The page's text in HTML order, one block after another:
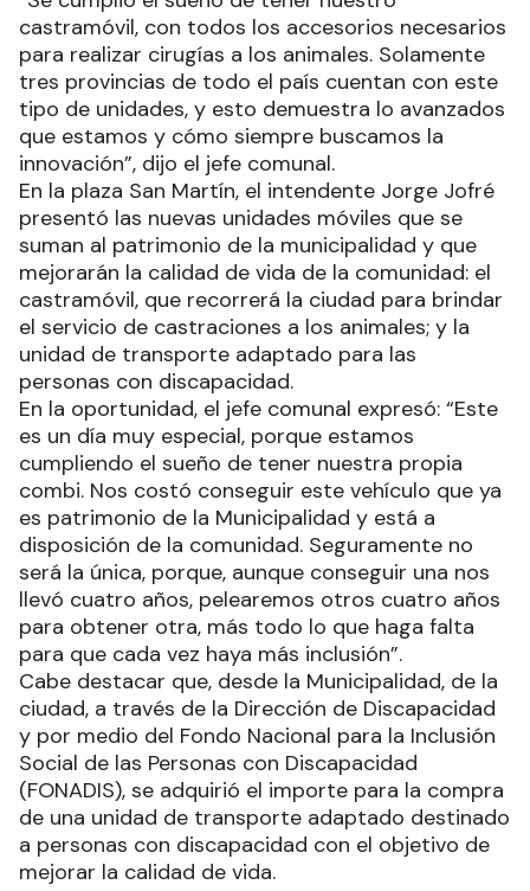
castramóvil, con todos los accesorios necesarios
para realizar cirugías a los animales. Solamente
tres provincias de todo el país cuentan con este
tipo de unidades, y esto demuestra lo avanzados
que estamos y cómo siempre buscamos la
innovación”, dijo el jefe comunal.
En la plaza San Martín, el intendente Jorge Jofré
presentó las nuevas unidades móviles que se
suman al patrimonio de la municipalidad y que
mejorarán la calidad de vida de la comunidad: el
castramóvil, que recorrerá la ciudad para brindar
el servicio de castraciones a los animales; y la
unidad de transporte adaptado para las
personas con discapacidad.
En la oportunidad, el jefe comunal expresó: “Este
es un día muy especial, porque estamos
cumpliendo el sueño de tener nuestra propia
combi. Nos costó conseguir este vehículo que ya
es patrimonio de la Municipalidad y está a
disposición de la comunidad. Seguramente no
será la única, porque, aunque conseguir una nos
llevó cuatro años, pelearemos otros cuatro años
para obtener otra, más todo lo que haga falta
para que cada vez haya más inclusión”.
Cabe destacar que, desde la Municipalidad, de la
ciudad, a través de la Dirección de Discapacidad
y por medio del Fondo Nacional para la Inclusión
Social de las Personas con Discapacidad
(FONADIS), se adquirió el importe para la compra
de una unidad de transporte adaptado destinado
a personas con discapacidad con el objetivo de
mejorar la calidad de vida.